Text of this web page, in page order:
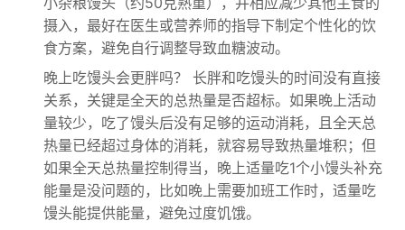
摄入，最好在医生或营养师的指导下制定个性化的饮
食方案，避免自行调整导致血糖波动。
晚上吃馒头会更胖吗？ 长胖和吃馒头的时间没有直接
关系，关键是全天的总热量是否超标。如果晚上活动
量较少，吃了馒头后没有足够的运动消耗，且全天总
热量已经超过身体的消耗，就容易导致热量堆积；但
如果全天总热量控制得当，晚上适量吃1个小馒头补充
能量是没问题的，比如晚上需要加班工作时，适量吃
馒头能提供能量，避免过度饥饿。